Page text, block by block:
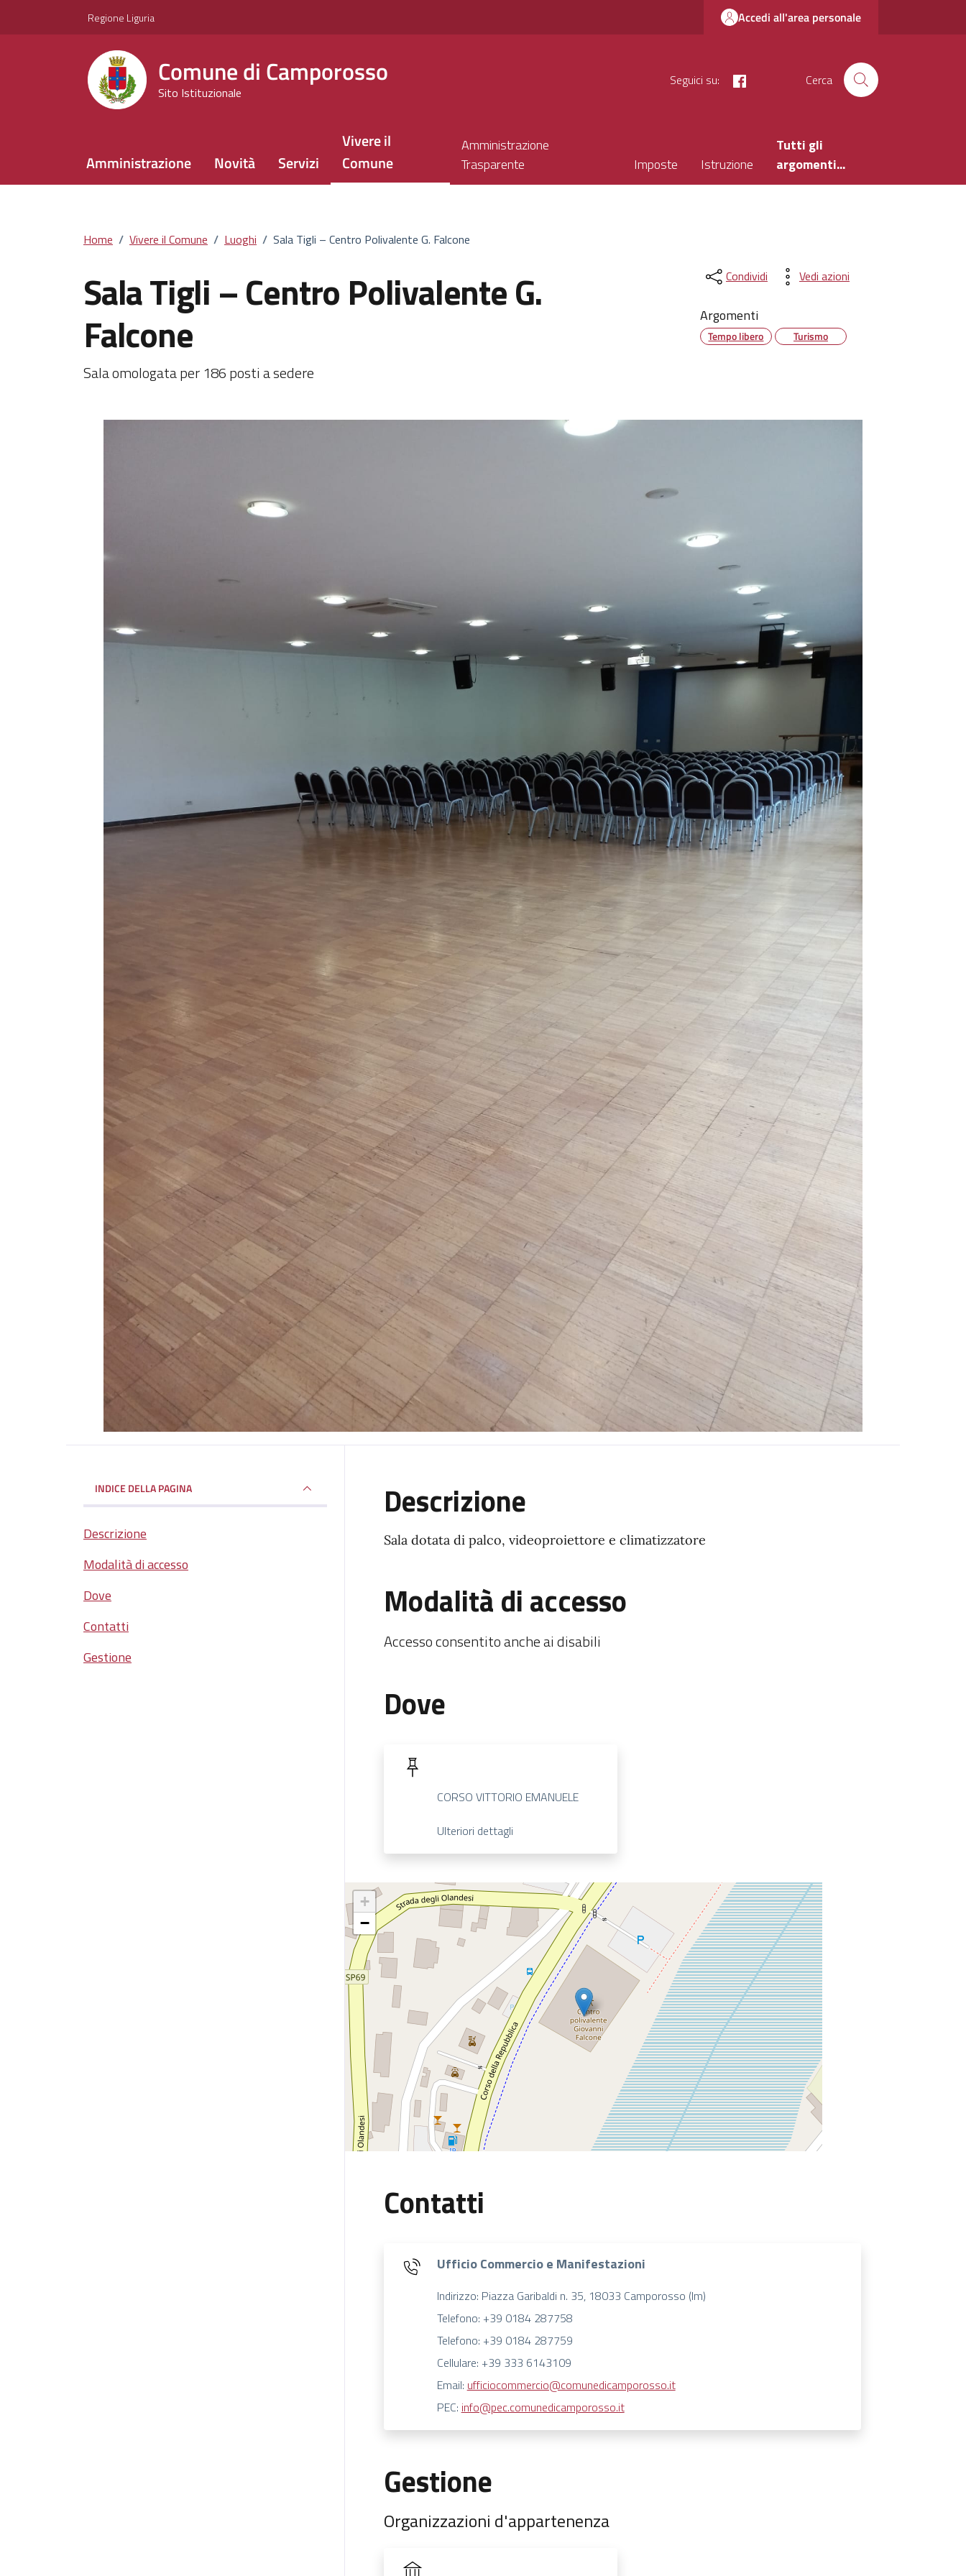
Regione Liguria Accedi all'area personale
Comune di Camporosso
Sito Istituzionale
Seguici su: Cerca
Amministrazione Novità Servizi
Vivere il
Comune
Amministrazione
Trasparente
Imposte Istruzione
Tutti gli
argomenti...
Home / Vivere il Comune / Luoghi / Sala Tigli – Centro Polivalente G. Falcone
Sala Tigli – Centro Polivalente G.
Falcone
Sala omologata per 186 posti a sedere
Condividi Vedi azioni
Argomenti
Tempo libero Turismo
INDICE DELLA PAGINA
Descrizione
Modalità di accesso
Dove
Contatti
Gestione
Descrizione
Sala dotata di palco, videoproiettore e climatizzatore
Modalità di accesso
Accesso consentito anche ai disabili
Dove
CORSO VITTORIO EMANUELE
Ulteriori dettagli
+
−
Contatti
Ufficio Commercio e Manifestazioni
Indirizzo: Piazza Garibaldi n. 35, 18033 Camporosso (Im)
Telefono: +39 0184 287758
Telefono: +39 0184 287759
Cellulare: +39 333 6143109
Email: ufficiocommercio@comunedicamporosso.it
PEC: info@pec.comunedicamporosso.it
Gestione
Organizzazioni d'appartenenza